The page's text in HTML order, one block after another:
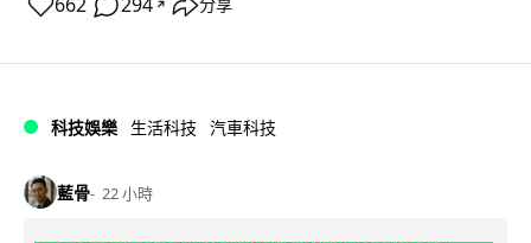
↗ 分享
科技娛樂 生活科技 汽車科技
藍骨 22 小時